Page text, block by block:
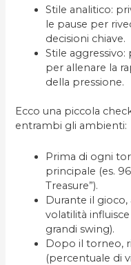
Stile analitico:
le pause per
decisioni chiave.
Stile
per allenare la
della pressione.
Ecco una piccola
entrambi gli ambienti:
Prima di ogni
principale (es.
Treasure”).
Durante il gioco,
volatilità
grandi swing).
Dopo il torneo,
(percentuale di